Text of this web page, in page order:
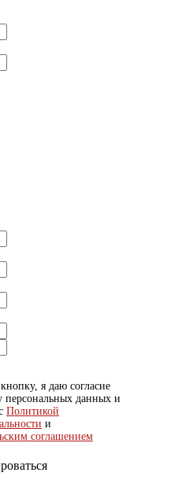
я даю согласие
персональных данных и
Политикой
и
соглашением